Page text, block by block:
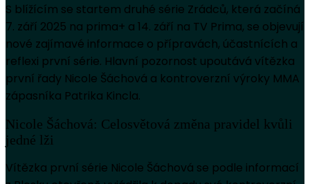
S blížícím se startem druhé série Zrádců, která začíná
7. září 2025 na prima+ a 14. září na TV Prima, se objevují
nové zajímavé informace o přípravách, účastnících a
reflexi první série. Hlavní pozornost upoutává vítězka
první řady Nicole Šáchová a kontroverzní výroky MMA
zápasníka Patrika Kincla.
Nicole Šáchová: Celosvětová změna pravidel kvůli
jedné lži
Vítězka první série Nicole Šáchová se podle informací